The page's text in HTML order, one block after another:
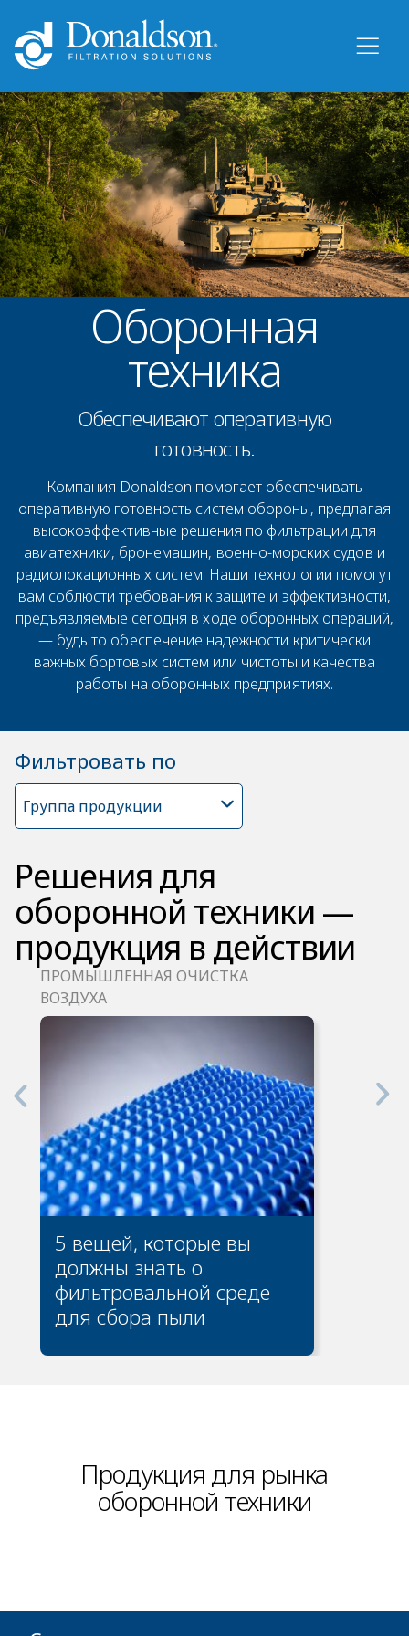
Оборонная
техника
Обеспечивают оперативную
готовность.
Компания Donaldson помогает обеспечивать
оперативную готовность систем обороны, предлагая
высокоэффективные решения по фильтрации для
авиатехники, бронемашин, военно-морских судов и
радиолокационных систем. Наши технологии помогут
вам соблюсти требования к защите и эффективности,
предъявляемые сегодня в ходе оборонных операций,
— будь то обеспечение надежности критически
важных бортовых систем или чистоты и качества
работы на оборонных предприятиях.
Фильтровать по
Группа продукции
Решения для
оборонной техники —
продукция в действии
ПРОМЫШЛЕННАЯ ОЧИСТКА
ВОЗДУХА
5 вещей, которые вы
должны знать о
фильтровальной среде
для сбора пыли
Продукция для рынка
оборонной техники